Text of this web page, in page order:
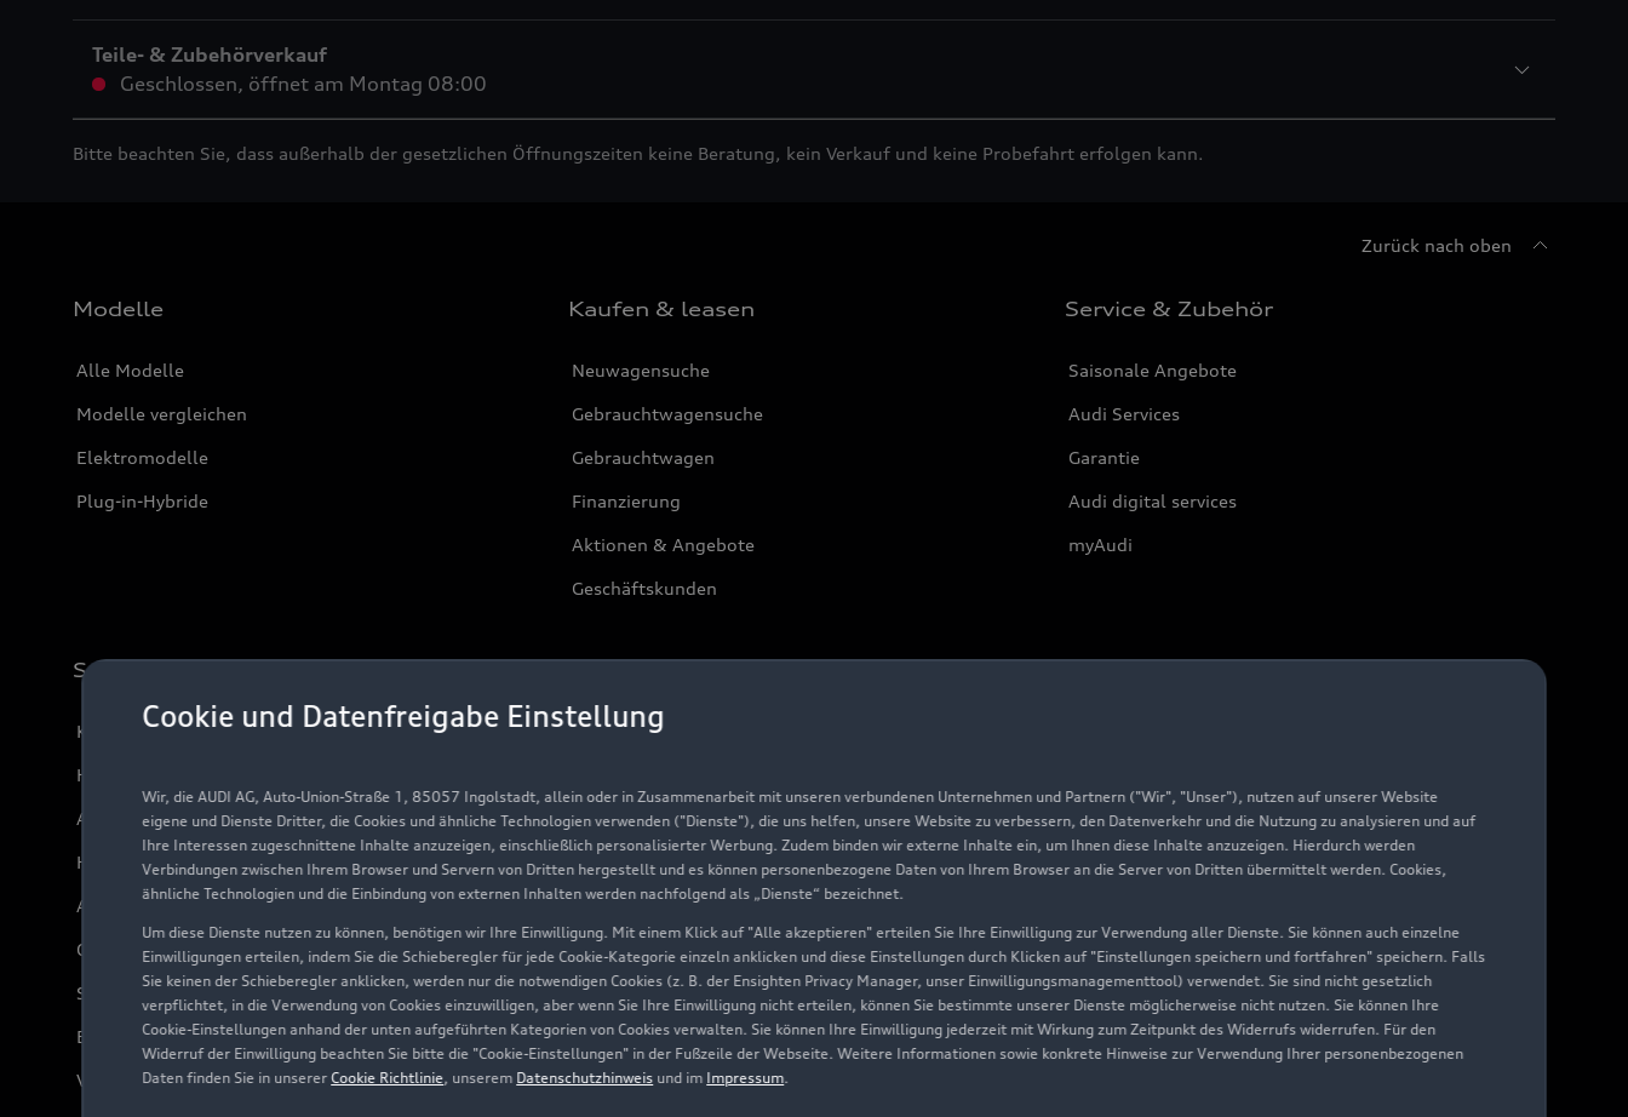
Cookie und Datenfreigabe Einstellung
Wir, die AUDI AG, Auto-Union-Straße 1, 85057 Ingolstadt, allein oder in Zusammenarbeit mit unseren verbundenen Unternehmen und Partnern ("Wir", "Unser"), nutzen auf unserer Website
eigene und Dienste Dritter, die Cookies und ähnliche Technologien verwenden ("Dienste"), die uns helfen, unsere Website zu verbessern, den Datenverkehr und die Nutzung zu analysieren und auf
Ihre Interessen zugeschnittene Inhalte anzuzeigen, einschließlich personalisierter Werbung. Zudem binden wir externe Inhalte ein, um Ihnen diese Inhalte anzuzeigen. Hierdurch werden
Verbindungen zwischen Ihrem Browser und Servern von Dritten hergestellt und es können personenbezogene Daten von Ihrem Browser an die Server von Dritten übermittelt werden. Cookies,
ähnliche Technologien und die Einbindung von externen Inhalten werden nachfolgend als „Dienste“ bezeichnet.
Um diese Dienste nutzen zu können, benötigen wir Ihre Einwilligung. Mit einem Klick auf "Alle akzeptieren" erteilen Sie Ihre Einwilligung zur Verwendung aller Dienste. Sie können auch einzelne
Einwilligungen erteilen, indem Sie die Schieberegler für jede Cookie-Kategorie einzeln anklicken und diese Einstellungen durch Klicken auf "Einstellungen speichern und fortfahren" speichern. Falls
Sie keinen der Schieberegler anklicken, werden nur die notwendigen Cookies (z. B. der Ensighten Privacy Manager, unser Einwilligungsmanagementtool) verwendet. Sie sind nicht gesetzlich
verpflichtet, in die Verwendung von Cookies einzuwilligen, aber wenn Sie Ihre Einwilligung nicht erteilen, können Sie bestimmte unserer Dienste möglicherweise nicht nutzen. Sie können Ihre
Cookie-Einstellungen anhand der unten aufgeführten Kategorien von Cookies verwalten. Sie können Ihre Einwilligung jederzeit mit Wirkung zum Zeitpunkt des Widerrufs widerrufen. Für den
Widerruf der Einwilligung beachten Sie bitte die "Cookie-Einstellungen" in der Fußzeile der Webseite. Weitere Informationen sowie konkrete Hinweise zur Verwendung Ihrer personenbezogenen
Daten finden Sie in unsererCookie Richtlinie, unserem Datenschutzhinweis und im Impressum.
Teile- & Zubehörverkauf
Geschlossen, öffnet am Montag 08:00
Bitte beachten Sie, dass außerhalb der gesetzlichen Öffnungszeiten keine Beratung, kein Verkauf und keine Probefahrt erfolgen kann.
Zurück nach oben
Modelle
Alle Modelle
Modelle vergleichen
Elektromodelle
Plug-in-Hybride
Kaufen & leasen
Neuwagensuche
Gebrauchtwagensuche
Gebrauchtwagen
Finanzierung
Aktionen & Angebote
Geschäftskunden
Service & Zubehör
Saisonale Angebote
Audi Services
Garantie
Audi digital services
myAudi
Support
Kundenservice
Händlersuche
Audi Code
Häufige Fragen (FAQ)
Audi Online Beratung
Online-Terminvereinbarung
Servicekontakt
Bordbuch & Bedienungsanleitungen
Verträge kündigen
Unternehmen
Investor Relations
Presse & Media Center
Datenschutz
Audi erleben
Newsletter